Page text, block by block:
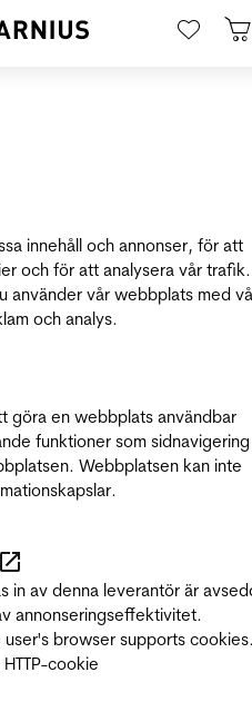
innehåll och annonser, för att
och för att analysera vår
använder vår webbplats med
och analys.
göra en webbplats användbar
funktioner som
Webbplatsen kan inte
in av denna leverantör är
annonseringseffektivitet.
browser supports
HTTP-cookie